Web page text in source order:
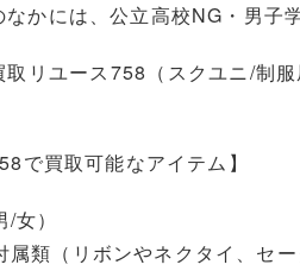
かには、公立高校NG・男子
取リユース758（スクユニ/制
で買取可能なアイテム】
女）
属類（リボンやネクタイ、セ